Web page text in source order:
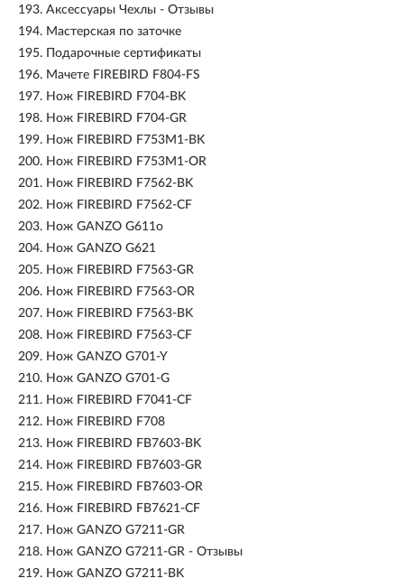
193. Аксессуары Чехлы - Отзывы
194. Мастерская по заточке
195.
Подарочные сертификаты
196. Мачете FIREBIRD F804-FS
197. Нож FIREBIRD F704-BK
198. Нож FIREBIRD F704-GR
199. Нож FIREBIRD F753M1-BK
200. Нож FIREBIRD F753M1-OR
201. Нож FIREBIRD F7562-BK
202. Нож FIREBIRD F7562-CF
203. Нож GANZO G611o
204. Нож GANZO G621
205. Нож FIREBIRD F7563-GR
206. Нож FIREBIRD F7563-OR
207. Нож FIREBIRD F7563-BK
208. Нож FIREBIRD F7563-CF
209. Нож GANZO G701-Y
210. Нож GANZO G701-G
211. Нож FIREBIRD F7041-CF
212. Нож FIREBIRD F708
213. Нож FIREBIRD FB7603-BK
214. Нож FIREBIRD FB7603-GR
215. Нож FIREBIRD FB7603-OR
216. Нож FIREBIRD FB7621-CF
217. Нож GANZO G7211-GR
218. Нож GANZO G7211-GR - Отзывы
219. Нож GANZO G7211-BK